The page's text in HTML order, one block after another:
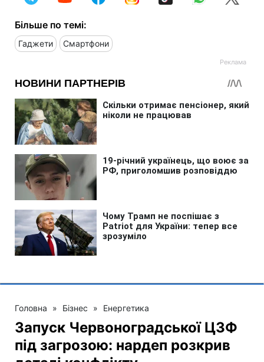
Більше по темі:
Гаджети Смартфони
Головна » Бізнес » Енергетика
Запуск Червоноградської ЦЗФ
під загрозою: нардеп розкрив